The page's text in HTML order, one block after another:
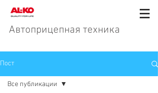
Автоприцепная техника
Пост
Все публикации